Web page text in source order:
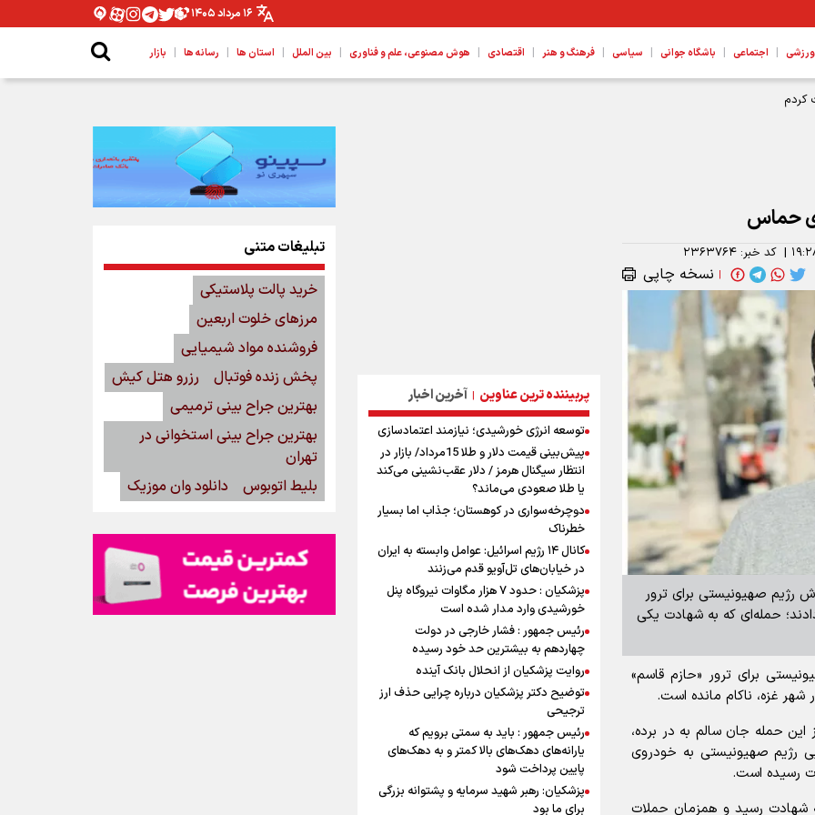
۱۶ مرداد ۱۴۰۵
ورزشی | اجتماعی | باشگاه جوانی | سیاسی | فرهنگ و هنر | اقتصادی | هوش مصنوعی، علم و فناوری | بین الملل | استان ها | رسانه ها | بازار
کردم
حماس
| کد خبر: ۲۳۶۳۷۶۴
| نسخه چاپی
رژیم صهیونیستی برای ترور
حمله‌ای که به شهادت یکی
برای ترور «حازم قاسم»
غزه، ناکام مانده است.
این حمله جان سالم به در برده،
رژیم صهیونیستی به خودروی
رسیده است.
شهادت رسید و همزمان حملات
پربیننده ترین عناوین | آخرین اخبار
توسعه انرژی خورشیدی؛ نیازمند اعتمادسازی
پیش‌بینی قیمت دلار و طلا 15مرداد/ بازار در
انتظار سیگنال هرمز / دلار عقب‌نشینی می‌کند
یا طلا صعودی می‌ماند؟
دوچرخه‌سواری در کوهستان؛ جذاب اما بسیار
خطرناک
کانال ۱۴ رژیم اسرائیل: عوامل وابسته به ایران
در خیابان‌های تل‌آویو قدم می‌زنند
پزشکیان : حدود ۷ هزار مگاوات نیروگاه پنل
خورشیدی وارد مدار شده است
رئیس جمهور : فشار خارجی در دولت
چهاردهم به بیشترین حد خود رسیده
روایت پزشکیان از انحلال بانک آینده
توضیح دکتر پزشکیان درباره چرایی حذف ارز
ترجیحی
رئیس جمهور : باید به سمتی برویم که
یارانه‌های دهک‌های بالا کمتر و به دهک‌های
پایین پرداخت شود
پزشکیان: رهبر شهید سرمایه و پشتوانه بزرگی
برای ما بود
تبلیغات متنی
خرید پالت پلاستیکی
مرزهای خلوت اربعین
فروشنده مواد شیمیایی
پخش زنده فوتبال
رزرو هتل کیش
بهترین جراح بینی ترمیمی
بهترین جراح بینی استخوانی در
تهران
بلیط اتوبوس
دانلود وان موزیک